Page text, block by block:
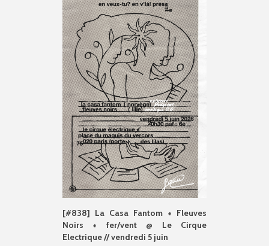
[#838] La Casa Fantom + Fleuves
Noirs + fer/vent @ Le Cirque
Electrique // vendredi 5 juin